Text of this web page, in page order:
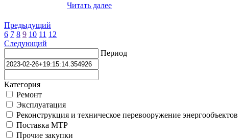
Читать далее
Предыдущий
6 7 8 9 10 11 12
Следующий
Период
Категория
Ремонт
Эксплуатация
Реконструкция и техническое перевооружение энергообъектов
Поставка МТР
Прочие закупки